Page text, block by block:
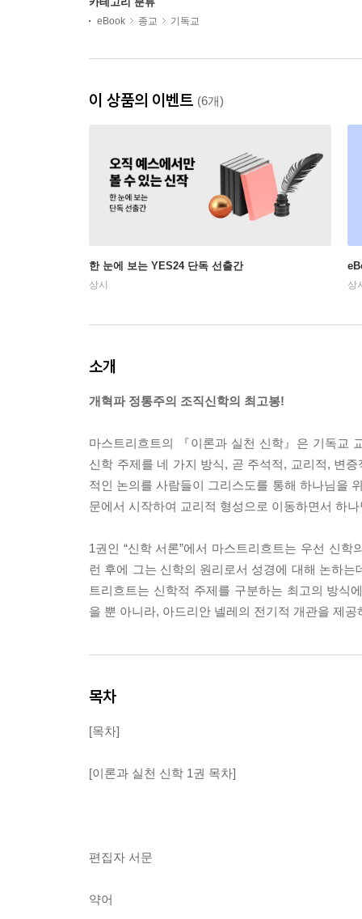
eBook 종교 기독교
이 상품의 이벤트 (6개)
한 눈에 보는 YES24 단독 선출간
상시 상
소개
개혁파 정통주의 조직신학의 최고봉!
마스트리흐트의 『이론과 실천 신학』은 기독교
신학 주제를 네 가지 방식, 곧 주석적, 교리적, 변
적인 논의를 사람들이 그리스도를 통해 하나님을
문에서 시작하여 교리적 형성으로 이동하면서 하
1권인 “신학 서론”에서 마스트리흐트는 우선 신
런 후에 그는 신학의 원리로서 성경에 대해 논하
트리흐트는 신학적 주제를 구분하는 최고의 방식
을 뿐 아니라, 아드리안 넬레의 전기적 개관을 제
목차
[목차]
[이론과 실천 신학 1권 목차]
편집자 서문
약어